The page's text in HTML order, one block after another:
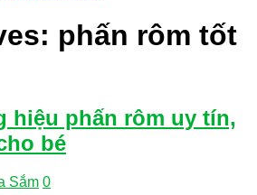
phấn rôm tốt
hiệu phấn rôm uy tín,
bé
Sắm 0